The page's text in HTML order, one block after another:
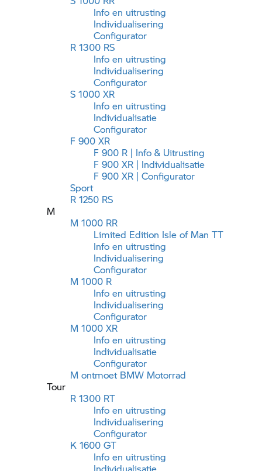
Info en uitrusting
Individualisering
Configurator
R 1300 RS
Info en uitrusting
Individualisering
Configurator
S 1000 XR
Info en uitrusting
Individualisatie
Configurator
F 900 XR
F 900 R | Info & Uitrusting
F 900 XR | Individualisatie
F 900 XR | Configurator
Sport
R 1250 RS
M
M 1000 RR
Limited Edition Isle of Man TT
Info en uitrusting
Individualisering
Configurator
M 1000 R
Info en uitrusting
Individualisering
Configurator
M 1000 XR
Info en uitrusting
Individualisatie
Configurator
M ontmoet BMW Motorrad
Tour
R 1300 RT
Info en uitrusting
Individualisering
Configurator
K 1600 GT
Info en uitrusting